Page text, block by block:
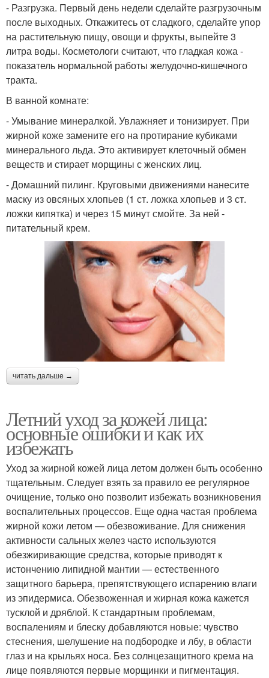
- Разгрузка. Первый день недели сделайте разгрузочным
после выходных. Откажитесь от сладкого, сделайте упор
на растительную пищу, овощи и фрукты, выпейте 3
литра воды. Косметологи считают, что гладкая кожа -
показатель нормальной работы желудочно-кишечного
тракта.
В ванной комнате:
- Умывание минералкой. Увлажняет и тонизирует. При
жирной коже замените его на протирание кубиками
минерального льда. Это активирует клеточный обмен
веществ и стирает морщины с женских лиц.
- Домашний пилинг. Круговыми движениями нанесите
маску из овсяных хлопьев (1 ст. ложка хлопьев и 3 ст.
ложки кипятка) и через 15 минут смойте. За ней -
питательный крем.
читать дальше →
Летний уход за кожей лица:
основные ошибки и как их
избежать
Уход за жирной кожей лица летом должен быть особенно
тщательным. Следует взять за правило ее регулярное
очищение, только оно позволит избежать возникновения
воспалительных процессов. Еще одна частая проблема
жирной кожи летом — обезвоживание. Для снижения
активности сальных желез часто используются
обезжиривающие средства, которые приводят к
истончению липидной мантии — естественного
защитного барьера, препятствующего испарению влаги
из эпидермиса. Обезвоженная и жирная кожа кажется
тусклой и дряблой. К стандартным проблемам,
воспалениям и блеску добавляются новые: чувство
стеснения, шелушение на подбородке и лбу, в области
глаз и на крыльях носа. Без солнцезащитного крема на
лице появляются первые морщинки и пигментация.